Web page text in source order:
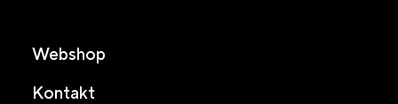
Webshop
Kontakt